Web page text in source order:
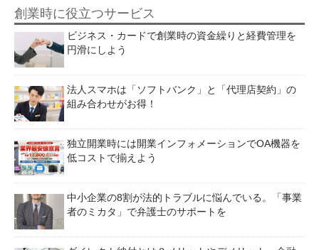
創業時に役立つサービス
ビジネス・カードで創業時の資金繰りと経費管理を
円滑にしよう
法人スマホは「ソフトバンク」と「代理店契約」の
組み合わせがお得！
独立開業時には開業インフォメーションでOA機器を
低コストで揃えよう
中小企業の8割が法的トラブルに悩んでいる。「事業
者のミカタ」で弁護士のサポートを